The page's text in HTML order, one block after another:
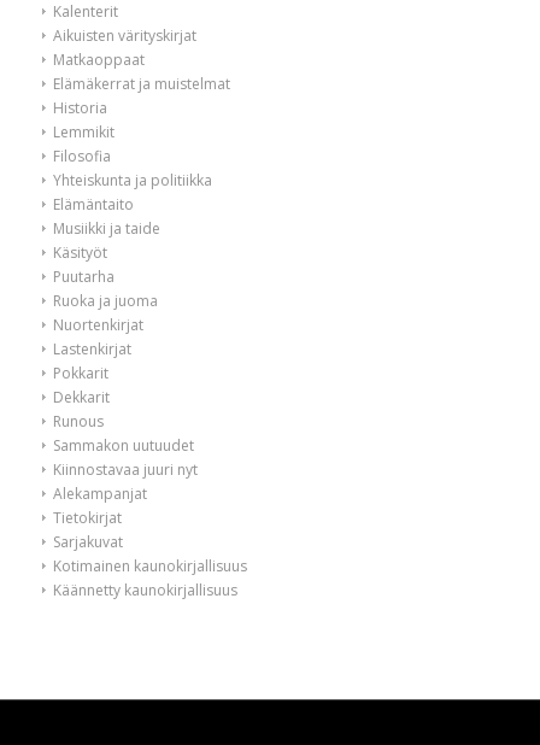
Kalenterit
Aikuisten värityskirjat
Matkaoppaat
Elämäkerrat ja muistelmat
Historia
Lemmikit
Filosofia
Yhteiskunta ja politiikka
Elämäntaito
Musiikki ja taide
Käsityöt
Puutarha
Ruoka ja juoma
Nuortenkirjat
Lastenkirjat
Pokkarit
Dekkarit
Runous
Sammakon uutuudet
Kiinnostavaa juuri nyt
Alekampanjat
Tietokirjat
Sarjakuvat
Kotimainen kaunokirjallisuus
Käännetty kaunokirjallisuus